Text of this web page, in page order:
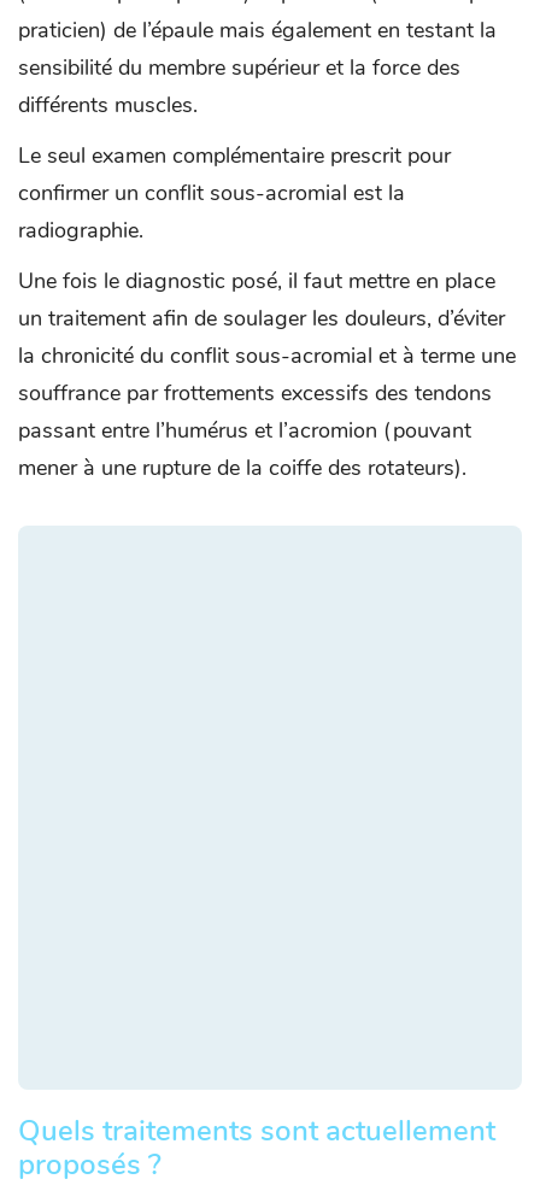
praticien) de l’épaule mais également en testant la
sensibilité du membre supérieur et la force des
différents muscles.
Le seul examen complémentaire prescrit pour
confirmer un conflit sous-acromial est la
radiographie.
Une fois le diagnostic posé, il faut mettre en place
un traitement afin de soulager les douleurs, d’éviter
la chronicité du conflit sous-acromial et à terme une
souffrance par frottements excessifs des tendons
passant entre l’humérus et l’acromion (pouvant
mener à une rupture de la coiffe des rotateurs).
Quels traitements sont actuellement
proposés ?